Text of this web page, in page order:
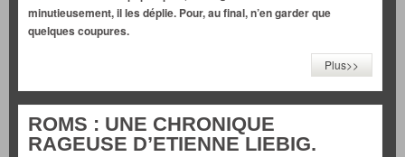
minutieusement, il les déplie. Pour, au final, n’en garder que
quelques coupures.
Plus>>
ROMS : UNE CHRONIQUE
RAGEUSE D’ETIENNE LIEBIG.